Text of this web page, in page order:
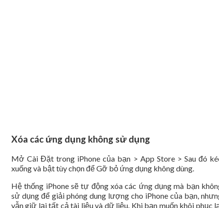
Xóa các ứng dụng không sử dụng
Mở Cài Đặt trong iPhone của bạn > App Store > Sau đó
xuống và bật tùy chọn để Gỡ bỏ ứng dụng không dùng.
Hệ thống iPhone sẽ tự động xóa các ứng dụng mà bạn
sử dụng để giải phóng dung lượng cho iPhone của bạn,
vẫn giữ lại tất cả tài liệu và dữ liệu. Khi bạn muốn khôi phục